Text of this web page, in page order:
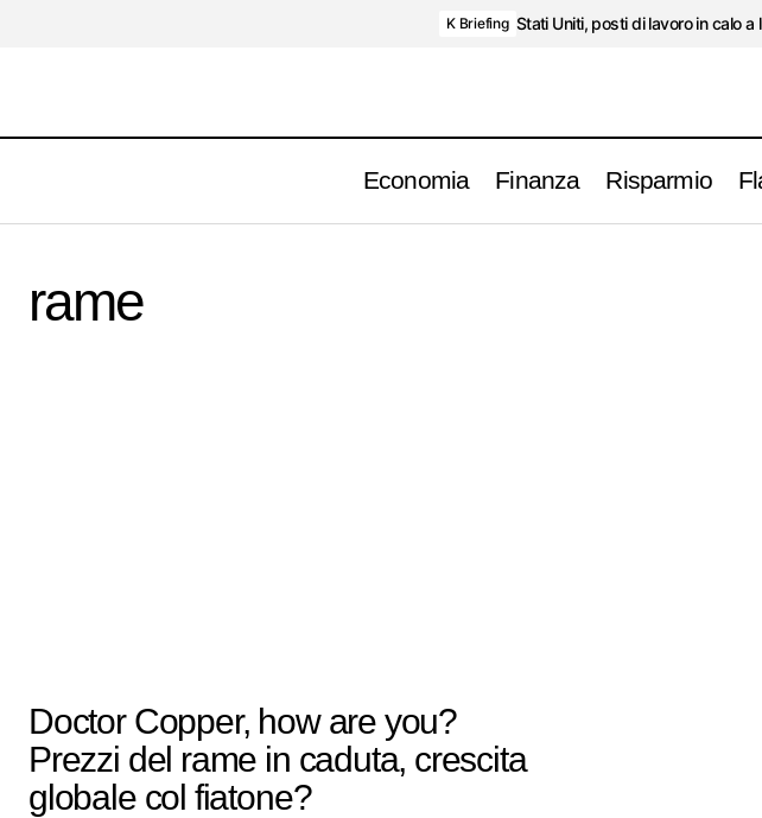
K Briefing Stati Uniti, posti di lavoro in calo
Economia Finanza Risparmio
rame
Doctor Copper, how are you?
Prezzi del rame in caduta, crescita
globale col fiatone?